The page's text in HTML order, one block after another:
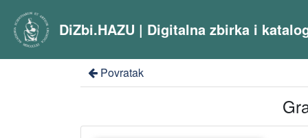
DiZbi.HAZU | Digitalna zbirka i
Povratak